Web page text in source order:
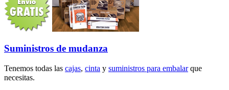
Suministros de mudanza
Tenemos todas las cajas, cinta y suministros para embalarque
necesitas.